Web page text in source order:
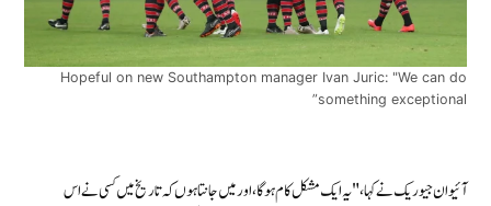
Hopeful on new Southampton manager Ivan Juric: "We can do
something exceptional”
آئیوان جیوریک نے کہا، "یہ ایک مشکل کام ہوگا، اور میں جانتا ہوں کہ تاریخ میں کسی نے اس